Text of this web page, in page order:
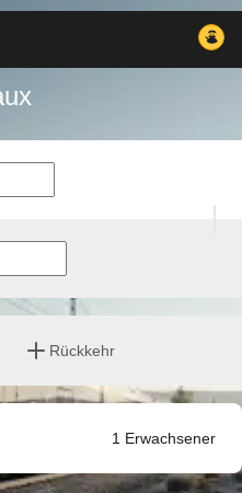
Rückkehr
1 Erwachsener